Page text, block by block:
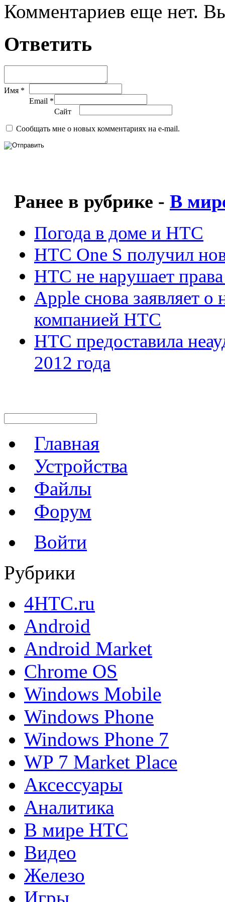
Комментариев еще нет.
Ответить
Имя *
Email *
Сайт
Сообщать мне о новых комментариях на e-mail.
Ранее в рубрике - В
Погода в доме и HTC
HTC One S получил
HTC не нарушает
Apple снова заявляет
компанией HTC
HTC предоставила
2012 года
Главная
Устройства
Файлы
Форум
Войти
Рубрики
4HTC.ru
Android
Android Market
Chrome OS
Windows Mobile
Windows Phone
Windows Phone 7
WP 7 Market Place
Аксессуары
Аналитика
В мире HTC
Видео
Железо
Игры